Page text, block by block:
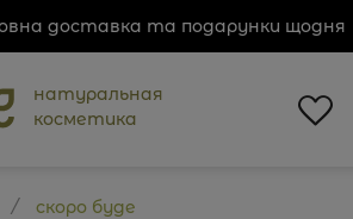
доставка та подарунки щодня
натуральная
косметика
скоро буде